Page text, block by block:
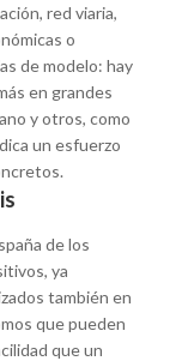
red viaria,
o
de modelo: hay
en grandes
y otros, como
un esfuerzo
de los
ya
también en
que pueden
que un